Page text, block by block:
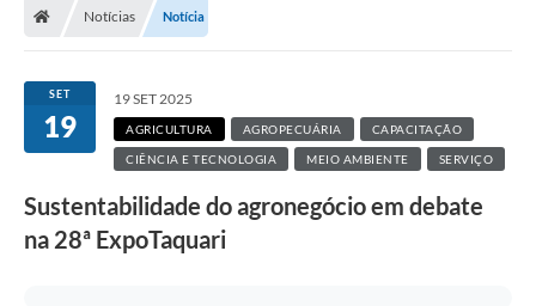
Notícias Notícia
SET
19
19 SET 2025
AGRICULTURA AGROPECUÁRIA CAPACITAÇÃO
CIÊNCIA E TECNOLOGIA MEIO AMBIENTE SERVIÇO
Sustentabilidade do agronegócio em debate
na 28ª ExpoTaquari